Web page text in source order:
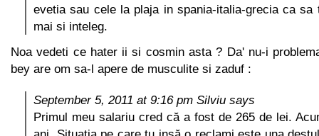
evetia sau cele la plaja in spania-italia-grecia ca
mai si inteleg.
Noa vedeti ce hater ii si cosmin asta ? Da' nu-i
bey are om sa-l apere de musculite si zaduf :
September 5, 2011 at 9:16 pm Silviu says
Primul meu salariu cred că a fost de 265 de lei.